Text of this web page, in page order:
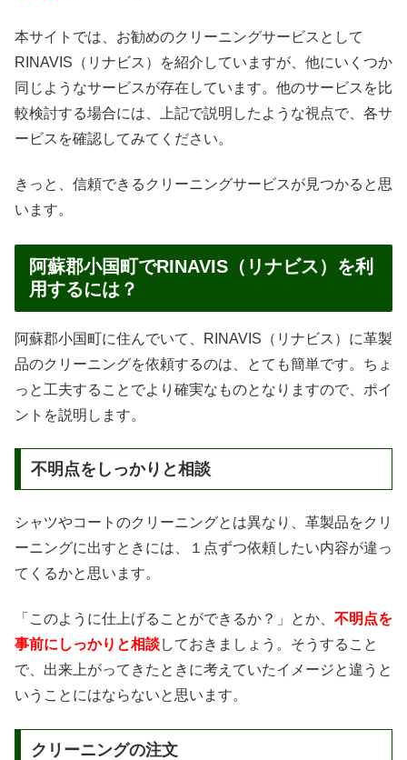
本サイトでは、お勧めのクリーニングサービスとして
RINAVIS（リナビス）を紹介していますが、他にいくつか
同じようなサービスが存在しています。他のサービスを比
較検討する場合には、上記で説明したような視点で、各サ
ービスを確認してみてください。
きっと、信頼できるクリーニングサービスが見つかると思
います。
阿蘇郡小国町でRINAVIS（リナビス）を利
用するには？
阿蘇郡小国町に住んでいて、RINAVIS（リナビス）に革製
品のクリーニングを依頼するのは、とても簡単です。ちょ
っと工夫することでより確実なものとなりますので、ポイ
ントを説明します。
不明点をしっかりと相談
シャツやコートのクリーニングとは異なり、革製品をクリ
ーニングに出すときには、１点ずつ依頼したい内容が違っ
てくるかと思います。
「このように仕上げることができるか？」とか、 不明点を
事前にしっかりと相談しておきましょう。そうすること
で、出来上がってきたときに考えていたイメージと違うと
いうことにはならないと思います。
クリーニングの注文